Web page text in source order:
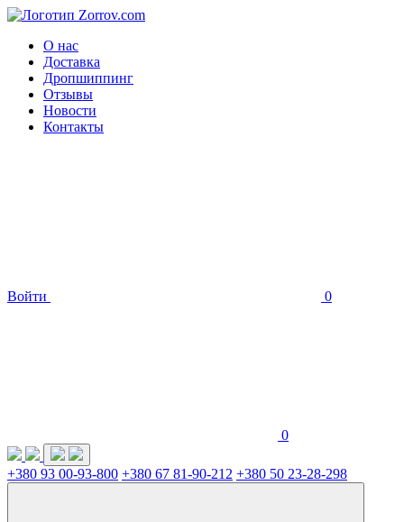
О нас
Доставка
Дропшиппинг
Отзывы
Новости
Контакты
Войти 0
0
+380 93 00-93-800 +380 67 81-90-212 +380 50 23-28-298